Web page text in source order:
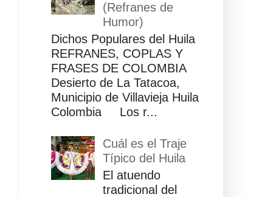
(Refranes de
Humor)
Dichos Populares del Huila
REFRANES, COPLAS Y
FRASES DE COLOMBIA
Desierto de La Tatacoa,
Municipio de Villavieja Huila
Colombia Los r...
Cuál es el Traje
Típico del Huila
El atuendo
tradicional del